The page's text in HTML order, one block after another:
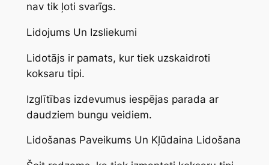
nav tik ļoti svarīgs.
Lidojums Un Izsliekumi
Lidotājs ir pamats, kur tiek uzskaidroti
koksaru tipi.
Izglītības izdevumus iespējas parada ar
daudziem bungu veidiem.
Lidošanas Paveikums Un Kļūdaina Lidošana